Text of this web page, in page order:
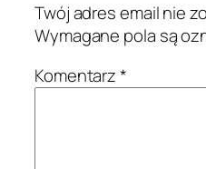
Twój adres email nie
Wymagane pola są
Komentarz*